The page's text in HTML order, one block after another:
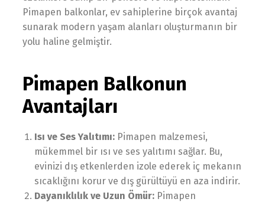
Pimapen balkonlar, ev sahiplerine birçok avantaj
sunarak modern yaşam alanları oluşturmanın bir
yolu haline gelmiştir.
Pimapen Balkonun
Avantajları
Isı ve Ses Yalıtımı: Pimapen malzemesi,
mükemmel bir ısı ve ses yalıtımı sağlar. Bu,
evinizi dış etkenlerden izole ederek iç mekanın
sıcaklığını korur ve dış gürültüyü en aza indirir.
Dayanıklılık ve Uzun Ömür: Pimapen